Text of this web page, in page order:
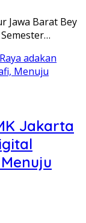
Jawa Barat Bey
Jakarta